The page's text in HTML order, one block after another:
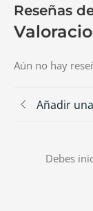
Reseñas
Aún no hay
Añadir
Debes